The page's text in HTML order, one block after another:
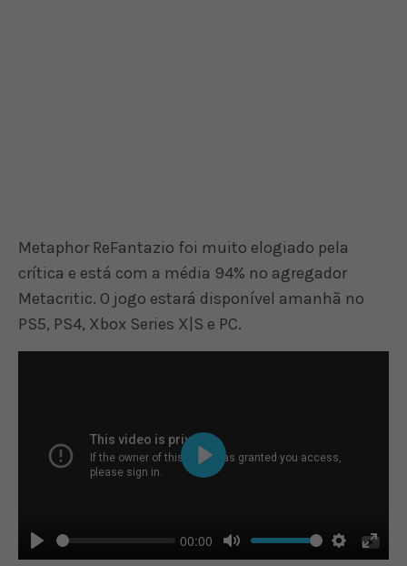
Metaphor ReFantazio foi muito elogiado pela
crítica e está com a média 94% no agregador
Metacritic. O jogo estará disponível amanhã no
PS5, PS4, Xbox Series X|S e PC.
Play
00:00
Mute Settings
Enter
Play